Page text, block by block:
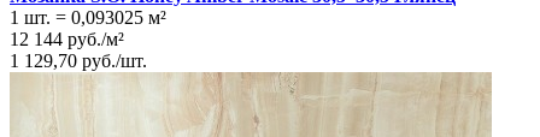
1 шт. = 0,093025 м²
12 144 руб./м²
1 129,70 руб./шт.